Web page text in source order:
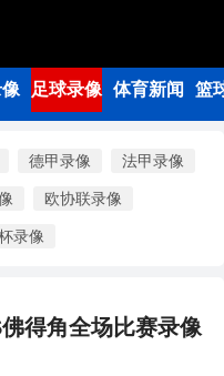
足球录像 体育新闻 篮
德甲录像 法甲录像
欧协联录像
录像
得角全场比赛录像